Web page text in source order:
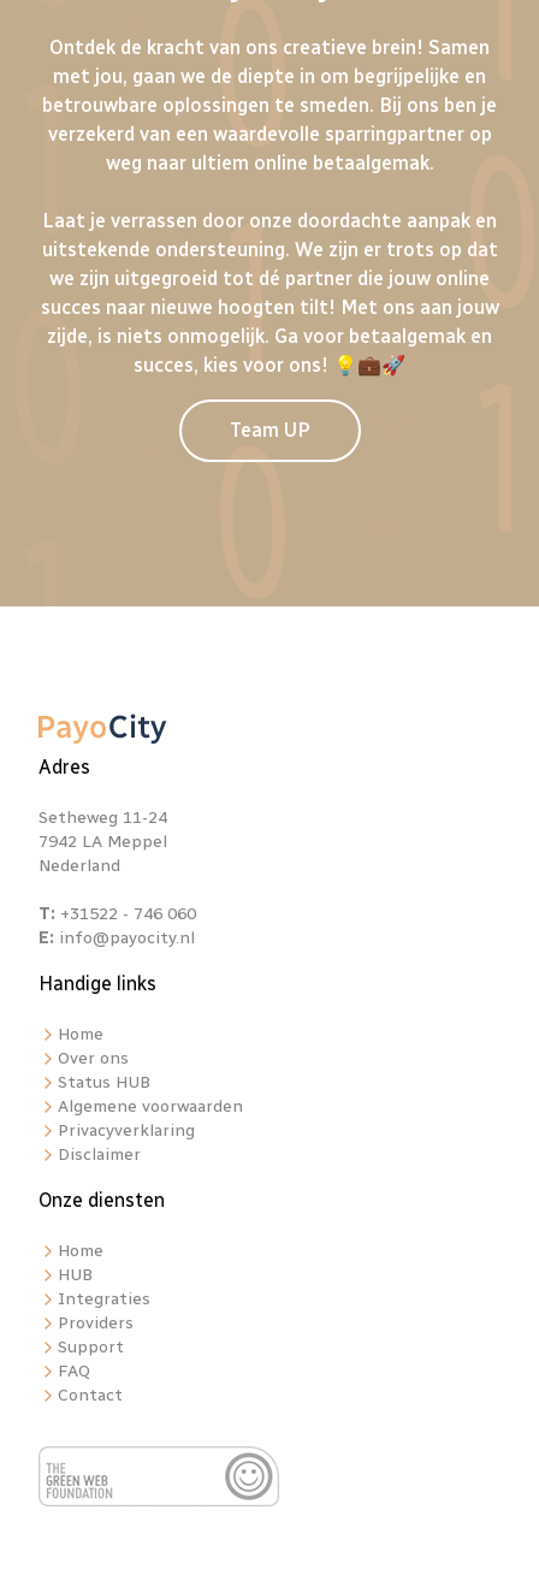
Ontdek de kracht van ons creatieve brein! Samen
met jou, gaan we de diepte in om begrijpelijke en
betrouwbare oplossingen te smeden. Bij ons ben je
verzekerd van een waardevolle sparringpartner op
weg naar ultiem online betaalgemak.
Laat je verrassen door onze doordachte aanpak en
uitstekende ondersteuning. We zijn er trots op dat
we zijn uitgegroeid tot dé partner die jouw online
succes naar nieuwe hoogten tilt! Met ons aan jouw
zijde, is niets onmogelijk. Ga voor betaalgemak en
succes, kies voor ons! 💡💼🚀
Team UP
Adres
Setheweg 11-24
7942 LA Meppel
Nederland
T: +31522 - 746 060
E: info@payocity.nl
Handige links
Home
Over ons
Status HUB
Algemene voorwaarden
Privacyverklaring
Disclaimer
Onze diensten
Home
HUB
Integraties
Providers
Support
FAQ
Contact